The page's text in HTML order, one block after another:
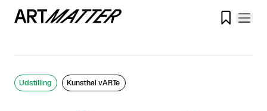

Udstilling Kunsthal vARTe